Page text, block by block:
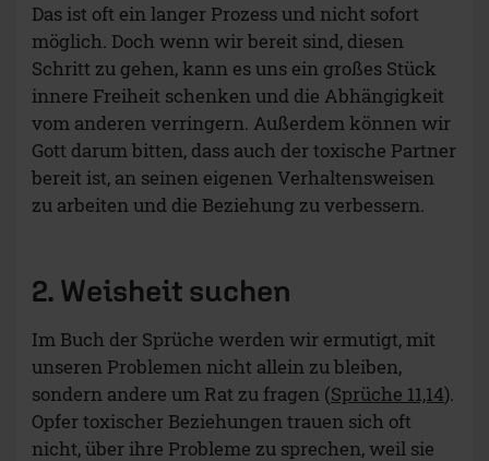
Das ist oft ein langer Prozess und nicht sofort
möglich. Doch wenn wir bereit sind, diesen
Schritt zu gehen, kann es uns ein großes Stück
innere Freiheit schenken und die Abhängigkeit
vom anderen verringern. Außerdem können wir
Gott darum bitten, dass auch der toxische Partner
bereit ist, an seinen eigenen Verhaltensweisen
zu arbeiten und die Beziehung zu verbessern.
2. Weisheit suchen
Im Buch der Sprüche werden wir ermutigt, mit
unseren Problemen nicht allein zu bleiben,
sondern andere um Rat zu fragen (Sprüche 11,14).
Opfer toxischer Beziehungen trauen sich oft
nicht, über ihre Probleme zu sprechen, weil sie